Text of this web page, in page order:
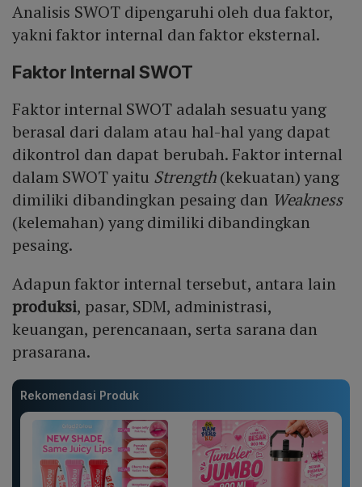
Analisis SWOT dipengaruhi oleh dua faktor,
yakni faktor internal dan faktor eksternal.
Faktor Internal SWOT
Faktor internal SWOT adalah sesuatu yang
berasal dari dalam atau hal-hal yang dapat
dikontrol dan dapat berubah. Faktor internal
dalam SWOT yaitu Strength(kekuatan) yang
dimiliki dibandingkan pesaing dan Weakness
(kelemahan) yang dimiliki dibandingkan
pesaing.
Adapun faktor internal tersebut, antara lain
produksi, pasar, SDM, administrasi,
keuangan, perencanaan, serta sarana dan
prasarana.
Rekomendasi Produk